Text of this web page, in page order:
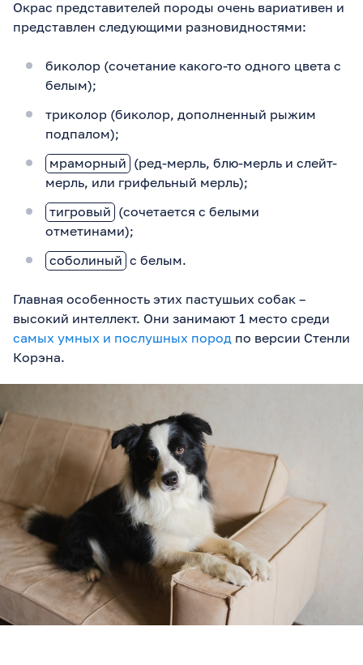
Окрас представителей породы очень вариативен и
представлен следующими разновидностями:
биколор (сочетание какого-то одного цвета с
белым);
триколор (биколор, дополненный рыжим
подпалом);
мраморный (ред-мерль, блю-мерль и слейт-
мерль, или грифельный мерль);
тигровый (сочетается с белыми
отметинами);
соболиный с белым.
Главная особенность этих пастушьих собак –
высокий интеллект. Они занимают 1 место среди
самых умных и послушных пород по версии Стенли
Корэна.